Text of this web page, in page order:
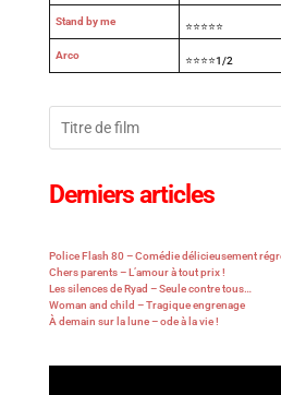
Stand by me ⭐⭐⭐⭐⭐
Arco ⭐⭐⭐⭐1/2
Derniers articles
Police Flash 80 – Comédie délicieusement
Chers parents – L’amour à tout prix !
Les silences de Ryad – Seule contre tous…
Woman and child – Tragique engrenage
À demain sur la lune – ode à la vie !